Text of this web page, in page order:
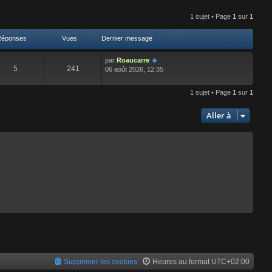
e
m
e
n
i
1 sujet • Page 1 sur 1
Vues Dernier message
5 241
par Roaucarre
06 août 2026, 12:35
1 sujet • Page 1 sur 1
Aller à
Heures au format UTC+02:00
Supprimer les cookies